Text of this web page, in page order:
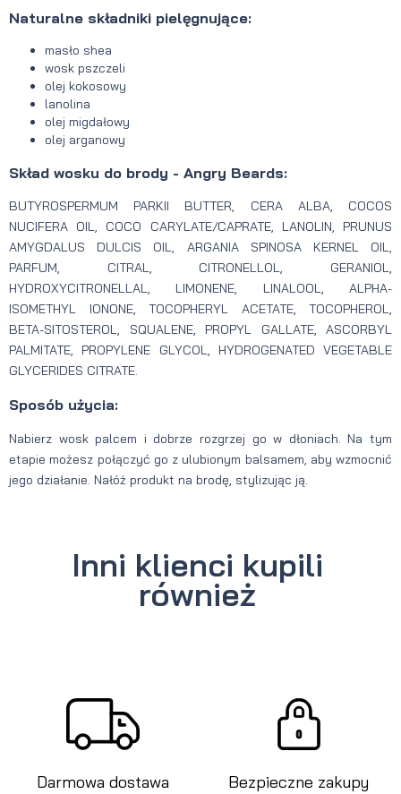
Naturalne składniki pielęgnujące:
masło shea
wosk pszczeli
olej kokosowy
lanolina
olej migdałowy
olej arganowy
Skład wosku do brody - Angry Beards:
BUTYROSPERMUM PARKII BUTTER, CERA ALBA, COCOS
NUCIFERA OIL, COCO CARYLATE/CAPRATE, LANOLIN, PRUNUS
AMYGDALUS DULCIS OIL, ARGANIA SPINOSA KERNEL OIL,
PARFUM, CITRAL, CITRONELLOL, GERANIOL,
HYDROXYCITRONELLAL, LIMONENE, LINALOOL, ALPHA-
ISOMETHYL IONONE, TOCOPHERYL ACETATE, TOCOPHEROL,
BETA-SITOSTEROL, SQUALENE, PROPYL GALLATE, ASCORBYL
PALMITATE, PROPYLENE GLYCOL, HYDROGENATED VEGETABLE
GLYCERIDES CITRATE.
Sposób użycia:
Nabierz wosk palcem i dobrze rozgrzej go w dłoniach. Na tym
etapie możesz połączyć go z ulubionym balsamem, aby wzmocnić
jego działanie. Nałóż produkt na brodę, stylizując ją.
Inni klienci kupili
również
Darmowa dostawa Bezpieczne zakupy